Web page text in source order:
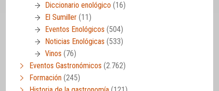
Diccionario enológico (16)
El Sumiller (11)
Eventos Enológicos (504)
Noticias Enológicas (533)
Vinos (76)
Eventos Gastronómicos (2.762)
Formación (245)